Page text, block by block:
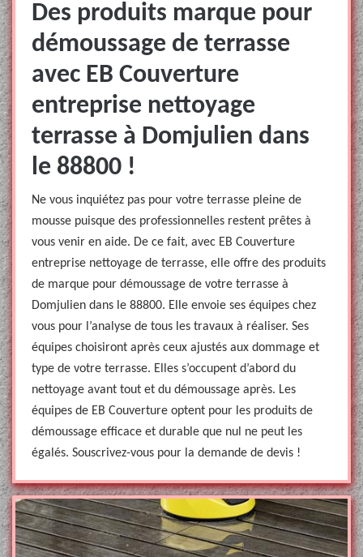
Des produits marque pour
démoussage de terrasse
avec EB Couverture
entreprise nettoyage
terrasse à Domjulien dans
le 88800 !
Ne vous inquiétez pas pour votre terrasse pleine de
mousse puisque des professionnelles restent prêtes à
vous venir en aide. De ce fait, avec EB Couverture
entreprise nettoyage de terrasse, elle offre des produits
de marque pour démoussage de votre terrasse à
Domjulien dans le 88800. Elle envoie ses équipes chez
vous pour l’analyse de tous les travaux à réaliser. Ses
équipes choisiront après ceux ajustés aux dommage et
type de votre terrasse. Elles s’occupent d’abord du
nettoyage avant tout et du démoussage après. Les
équipes de EB Couverture optent pour les produits de
démoussage efficace et durable que nul ne peut les
égalés. Souscrivez-vous pour la demande de devis !